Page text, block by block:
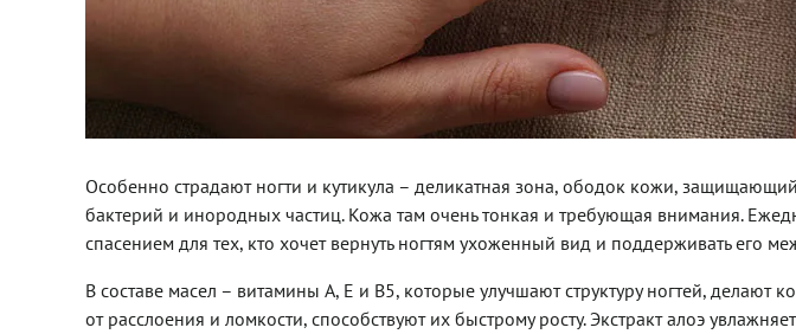
Особенно страдают ногти и кутикула – деликатная зона, ободок кожи,
бактерий и инородных частиц. Кожа там очень тонкая и требующая внимания.
спасением для тех, кто хочет вернуть ногтям ухоженный вид и поддерживать его
В составе масел – витамины A, E и В5, которые улучшают структуру ногтей, делают
от расслоения и ломкости, способствуют их быстрому росту. Экстракт алоэ